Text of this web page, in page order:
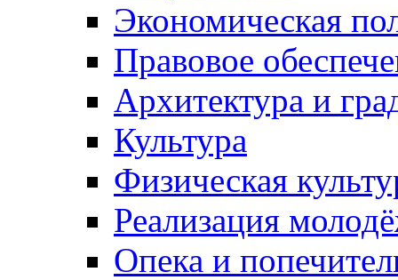
Экономическая
Правовое
Архитектура и
Культура
Физическая
Реализация
Опека и